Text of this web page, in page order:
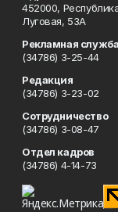
452000,
Луговая, 53А
Рекламная служба
(34786) 3-25-44
Редакция
(34786) 3-23-02
Сотрудничество
(34786) 3-08-47
Отдел кадров
(34786) 4-14-73